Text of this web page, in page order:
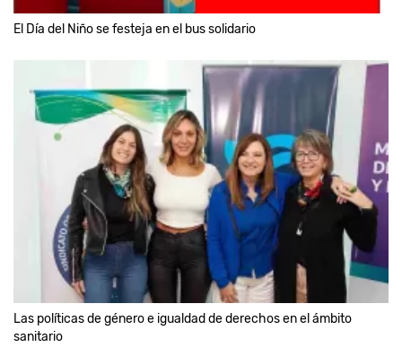
El Día del Niño se festeja en el bus solidario
Las políticas de género e igualdad de derechos en el ámbito
sanitario